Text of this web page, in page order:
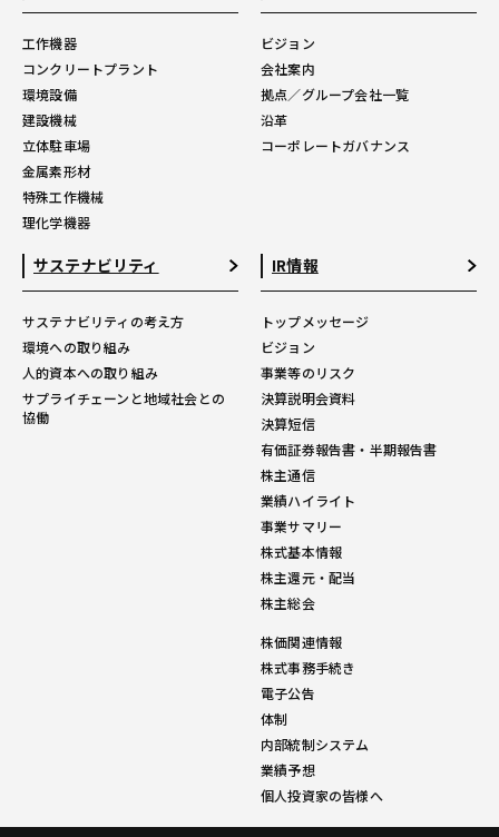
工作機器
コンクリートプラント
環境設備
建設機械
立体駐車場
金属素形材
特殊工作機械
理化学機器
ビジョン
会社案内
拠点／グループ会社一覧
沿革
コーポレートガバナンス
サステナビリティ
サステナビリティの考え方
環境への取り組み
人的資本への取り組み
サプライチェーンと地域社会との
協働
IR情報
トップメッセージ
ビジョン
事業等のリスク
決算説明会資料
決算短信
有価証券報告書・半期報告書
株主通信
業績ハイライト
事業サマリー
株式基本情報
株主還元・配当
株主総会
株価関連情報
株式事務手続き
電子公告
体制
内部統制システム
業績予想
個人投資家の皆様へ